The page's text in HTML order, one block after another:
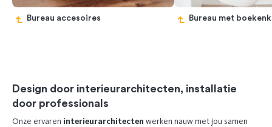
Bureau accesoires Bureau met
Design door interieurarchitecten, installatie
door professionals
Onze ervaren interieurarchitecten werken nauw met jou samen